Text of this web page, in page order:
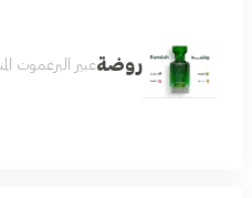
روضةعبير البرغموت